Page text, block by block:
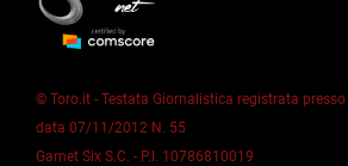
© Toro.it - Testata Giornalistica registrata
data 07/11/2012 N. 55
Garnet Six S.C. - P.I. 10786810019